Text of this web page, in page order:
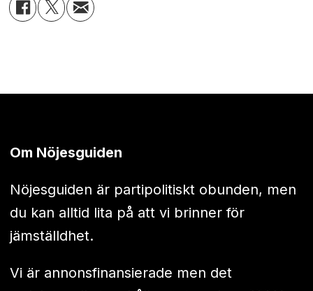
Om Nöjesguiden
Nöjesguiden är partipolitiskt obunden, men
du kan alltid lita på att vi brinner för
jämställdhet.
Vi är annonsfinansierade men det